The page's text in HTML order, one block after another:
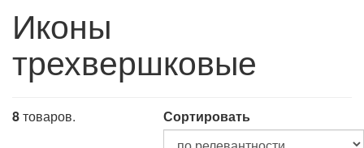
Иконы
трехвершковые
8товаров. Сортировать